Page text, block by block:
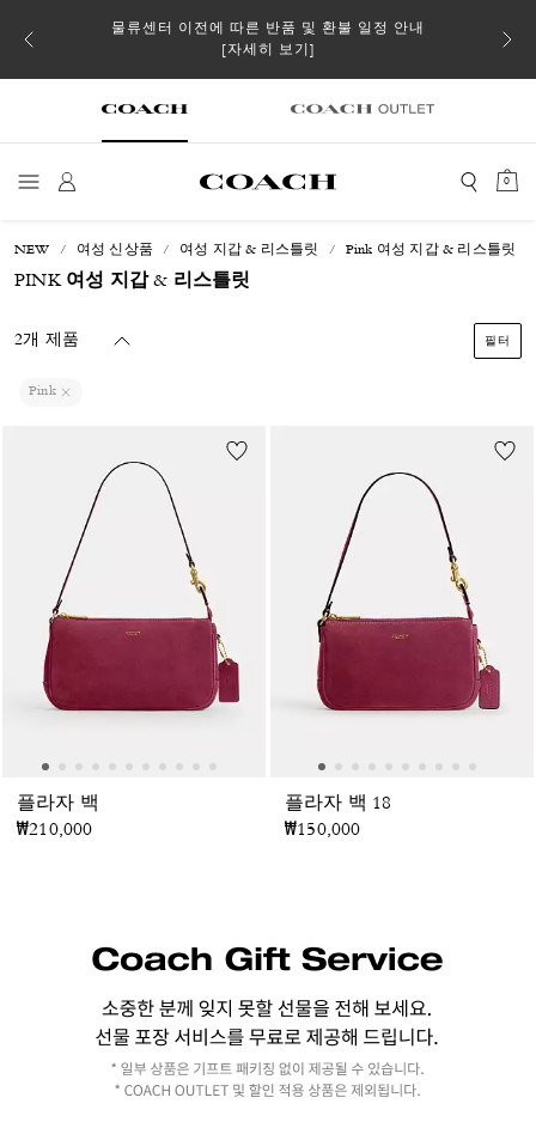
스트
물류센터 이전에 따른 반품 및 환불 일정 안내
[자세히 보기]
일부
0
NEW 여성 신상품 여성 지갑 & 리스틀릿 Pink 여성 지갑 & 리스틀릿
PINK 여성 지갑 & 리스틀릿
2개 제품 필터
Pink
플라자 백
₩210,000
플라자 백 18
₩150,000